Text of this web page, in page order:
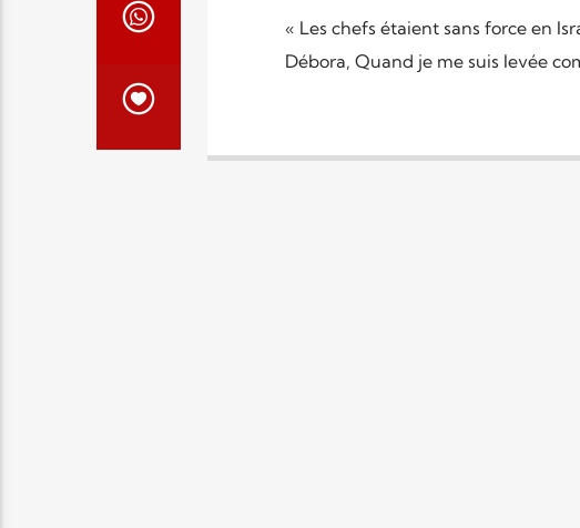
« Les chefs étaient sans force en
Débora, Quand je me suis levée